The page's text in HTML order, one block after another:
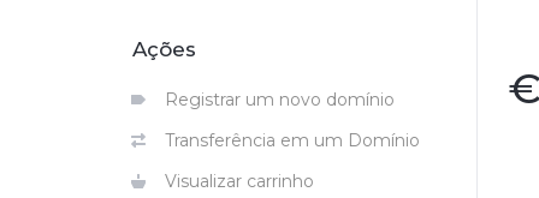
Ações
Registrar um novo domínio
Transferência em um Domínio
Visualizar carrinho